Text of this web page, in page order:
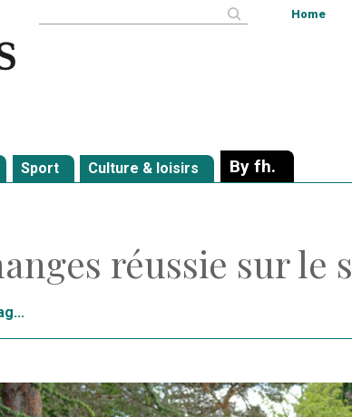
Home
Sport Culture & loisirs By fh.
réussie sur le